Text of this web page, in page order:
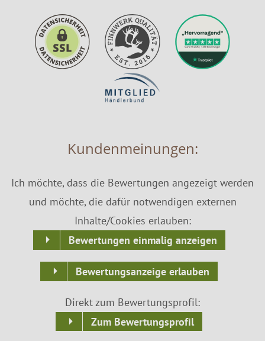
Kundenmeinungen:
Ich möchte, dass die Bewertungen angezeigt werden
und möchte, die dafür notwendigen externen
Inhalte/Cookies erlauben:
Bewertungen einmalig anzeigen
Bewertungsanzeige erlauben
Direkt zum Bewertungsprofil:
Zum Bewertungsprofil